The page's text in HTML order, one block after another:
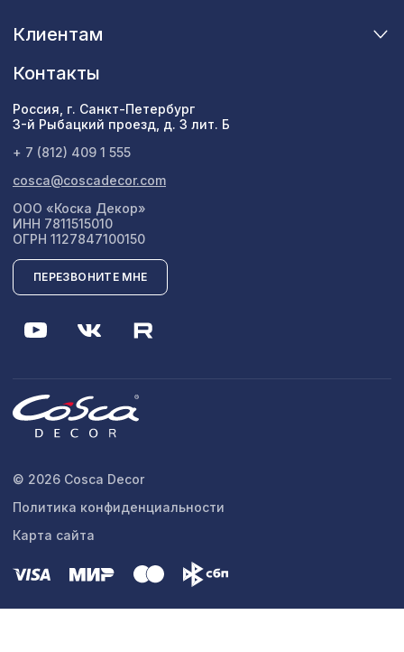
Клиентам
Контакты
Россия, г. Санкт-Петербург
3-й Рыбацкий проезд, д. 3 лит. Б
+ 7 (812) 409 1 555
cosca@coscadecor.com
ООО «Коска Декор»
ИНН 7811515010
ОГРН 1127847100150
ПЕРЕЗВОНИТЕ МНЕ
© 2026 Cosca Decor
Политика конфиденциальности
Карта сайта